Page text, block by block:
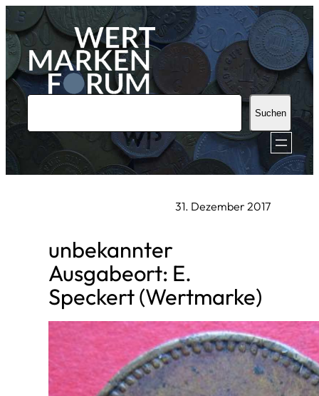
Zum
Inhalt
springen
u
h
Suchen
31. Dezember 2017
unbekannter
Ausgabeort: E.
Speckert (Wertmarke)